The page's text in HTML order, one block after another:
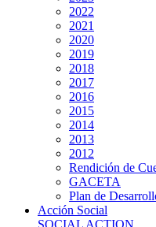
2022
2021
2020
2019
2018
2017
2016
2015
2014
2013
2012
Rendición de
GACETA
Plan de
Acción Social
SOCIAL ACTION